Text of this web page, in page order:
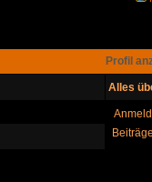
Profil
Alles